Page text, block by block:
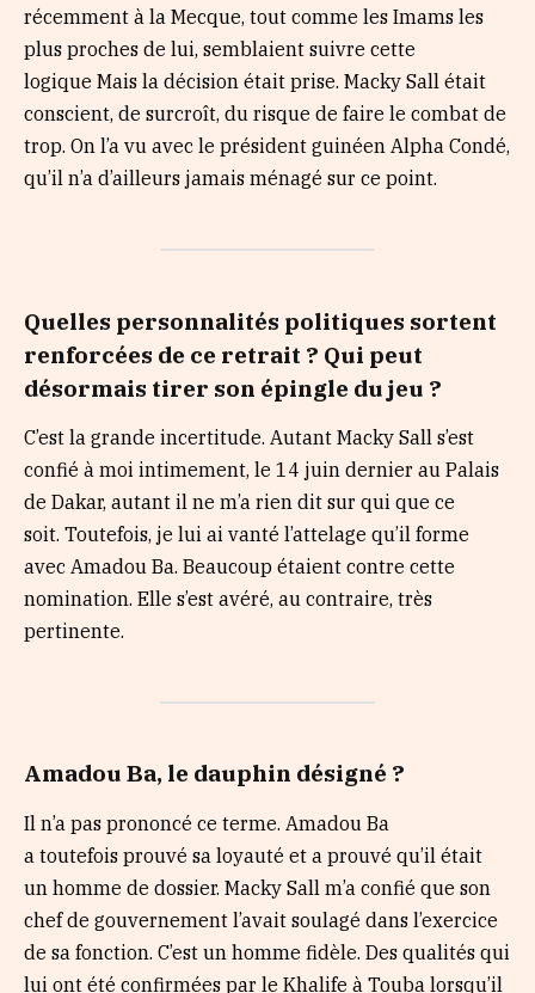
récemment à la Mecque, tout comme les Imams les
plus proches de lui, semblaient suivre cette
logique Mais la décision était prise. Macky Sall était
conscient, de surcroît, du risque de faire le combat de
trop. On l’a vu avec le président guinéen Alpha Condé,
qu’il n’a d’ailleurs jamais ménagé sur ce point.
Quelles personnalités politiques sortent
renforcées de ce retrait ? Qui peut
désormais tirer son épingle du jeu ?
C’est la grande incertitude. Autant Macky Sall s’est
confié à moi intimement, le 14 juin dernier au Palais
de Dakar, autant il ne m’a rien dit sur qui que ce
soit. Toutefois, je lui ai vanté l’attelage qu’il forme
avec Amadou Ba. Beaucoup étaient contre cette
nomination. Elle s’est avéré, au contraire, très
pertinente.
Amadou Ba, le dauphin désigné ?
Il n’a pas prononcé ce terme. Amadou Ba
a toutefois prouvé sa loyauté et a prouvé qu’il était
un homme de dossier. Macky Sall m’a confié que son
chef de gouvernement l’avait soulagé dans l’exercice
de sa fonction. C’est un homme fidèle. Des qualités qui
lui ont été confirmées par le Khalife à Touba lorsqu’il